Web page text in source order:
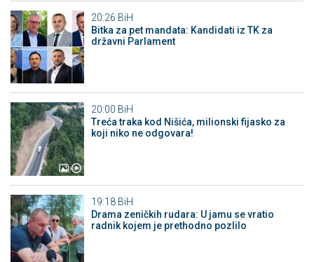
20:26 BiH
Bitka za pet mandata: Kandidati iz TK za
državni Parlament
20:00 BiH
Treća traka kod Nišića, milionski fijasko za
koji niko ne odgovara!
19:18 BiH
Drama zeničkih rudara: U jamu se vratio
radnik kojem je prethodno pozlilo